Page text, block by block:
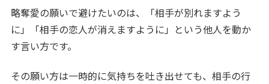
略奪愛の願いで避けたいのは、「相手が別れますよう
に」「相手の恋人が消えますように」という他人を動か
す言い方です。
その願い方は一時的に気持ちを吐き出せても、相手の行